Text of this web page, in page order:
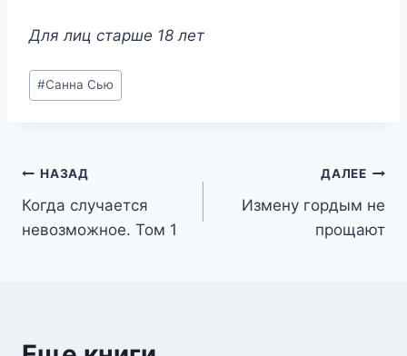
Для лиц старше 18 лет
Метки
записи:
#Санна Сью
Навигация
по
НАЗАД
Когда случается
невозможное. Том 1
ДАЛЕЕ
Измену гордым не
прощают